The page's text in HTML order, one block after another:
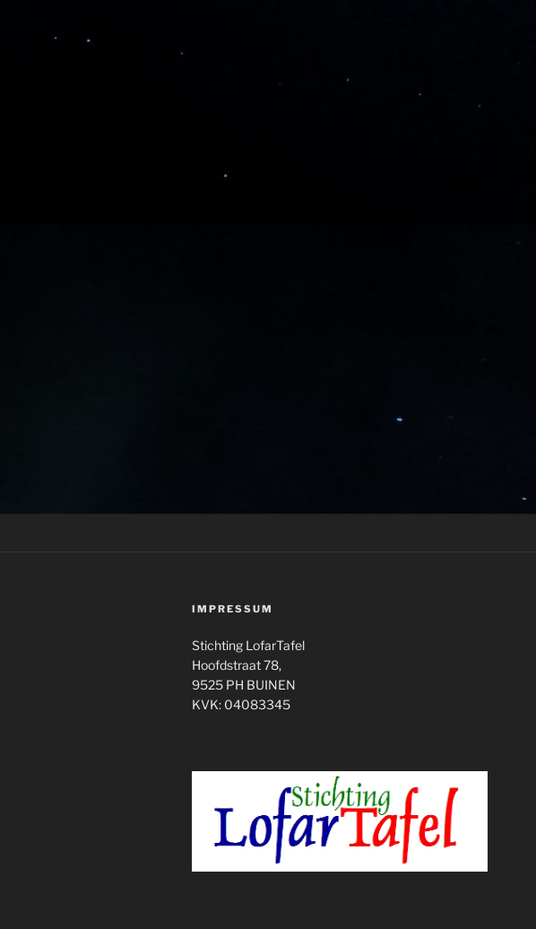
IMPRESSUM
Stichting LofarTafel
Hoofdstraat 78,
9525 PH BUINEN
KVK: 04083345